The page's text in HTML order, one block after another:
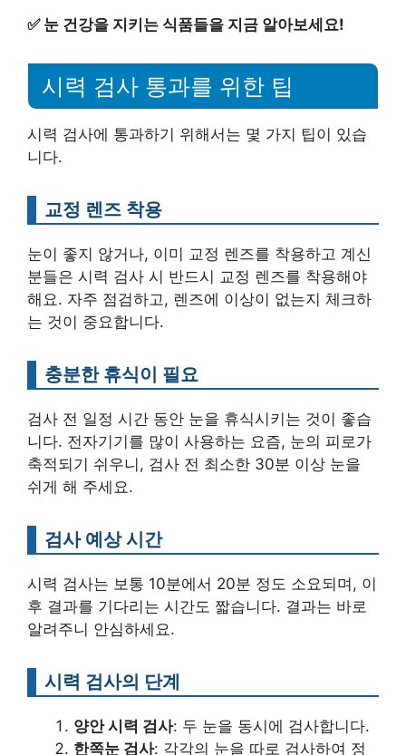
✅ 눈 건강을 지키는 식품들을 지금 알아보세요!
시력 검사 통과를 위한 팁
시력 검사에 통과하기 위해서는 몇 가지 팁이 있습
니다.
교정 렌즈 착용
눈이 좋지 않거나, 이미 교정 렌즈를 착용하고 계신
분들은 시력 검사 시 반드시 교정 렌즈를 착용해야
해요. 자주 점검하고, 렌즈에 이상이 없는지 체크하
는 것이 중요합니다.
충분한 휴식이 필요
검사 전 일정 시간 동안 눈을 휴식시키는 것이 좋습
니다. 전자기기를 많이 사용하는 요즘, 눈의 피로가
축적되기 쉬우니, 검사 전 최소한 30분 이상 눈을
쉬게 해 주세요.
검사 예상 시간
시력 검사는 보통 10분에서 20분 정도 소요되며, 이
후 결과를 기다리는 시간도 짧습니다. 결과는 바로
알려주니 안심하세요.
시력 검사의 단계
양안 시력 검사: 두 눈을 동시에 검사합니다.
한쪽눈 검사: 각각의 눈을 따로 검사하여 정